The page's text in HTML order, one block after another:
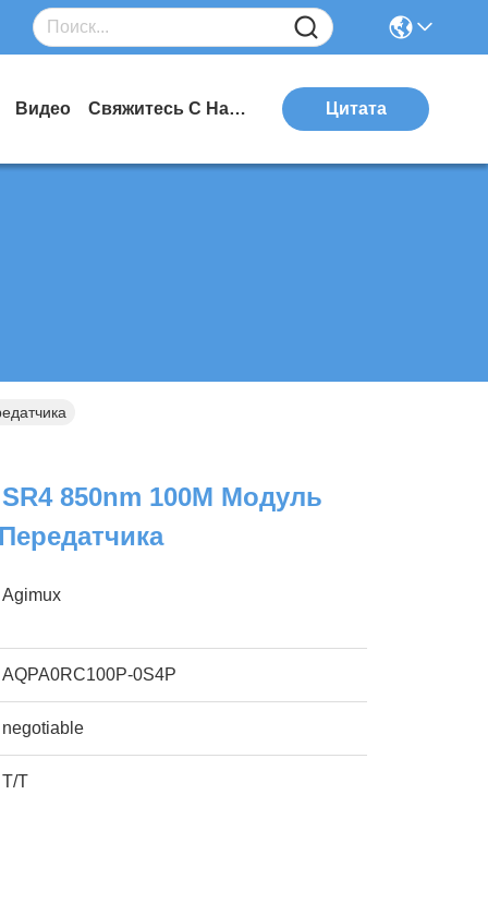
Видео Свяжитесь С Нами Цитата
850nm 100M Модуль
Agimux
AQPA0RC100P-0S4P
negotiable
T/T